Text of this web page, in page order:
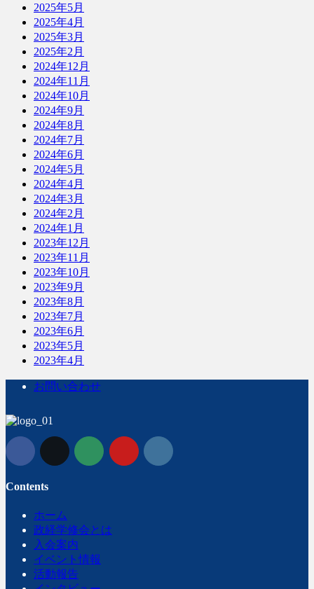
2025年5月
2025年4月
2025年3月
2025年2月
2024年12月
2024年11月
2024年10月
2024年9月
2024年8月
2024年7月
2024年6月
2024年5月
2024年4月
2024年3月
2024年2月
2024年1月
2023年12月
2023年11月
2023年10月
2023年9月
2023年8月
2023年7月
2023年6月
2023年5月
2023年4月
お問い合わせ
Contents
ホーム
政経学修会とは
入会案内
イベント情報
活動報告